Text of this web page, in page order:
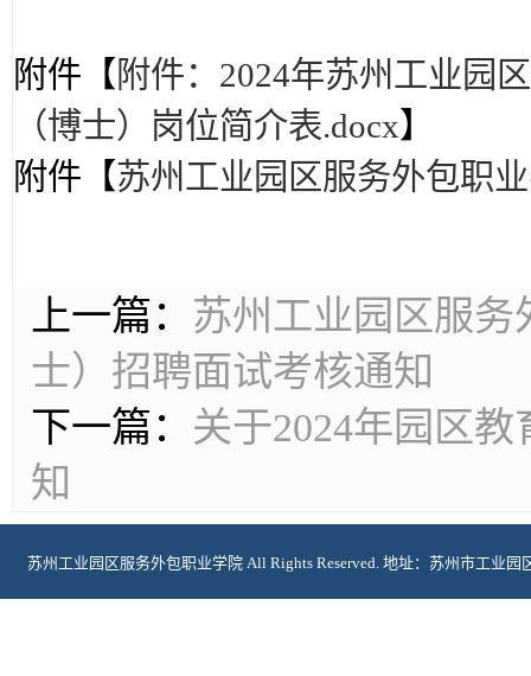
附件【 附件：2024年苏州工业园
（博士）岗位简介表.docx】
附件【苏州工业园区服务外包职
上一篇： 苏州工业园区服务
士）招聘面试考核通知
下一篇： 关于2024年园区
知
苏州工业园区服务外包职业学院 All Rights Reserved. 地址：苏州市工业